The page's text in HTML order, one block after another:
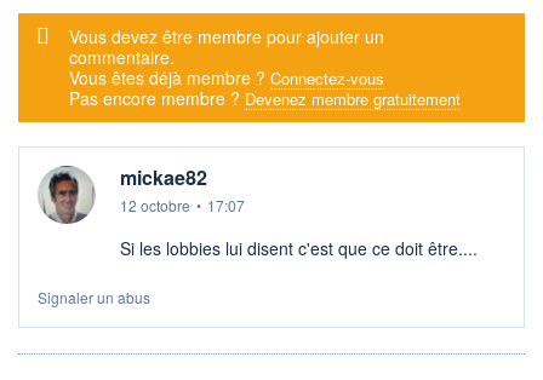
Message d'alerte
Vous devez être membre pour ajouter un
commentaire.
Vous êtes déjà membre ? Connectez-vous
Pas encore membre ? Devenez membre gratuitement
mickae82
12 octobre • 17:07
Si les lobbies lui disent c'est que ce doit être....
Signaler un abus